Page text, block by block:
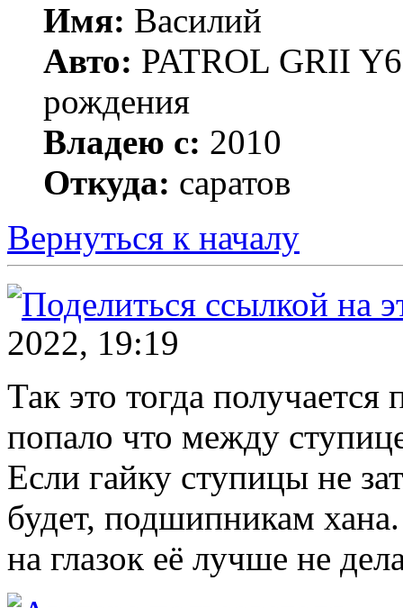
Имя: Василий
Авто: PATROL GRII
рождения
Владею с: 2010
Откуда: саратов
Вернуться к началу
2022, 19:19
Так это тогда
попало что между
Если гайку ступицы не
будет, подшипникам
на глазок её лучше не